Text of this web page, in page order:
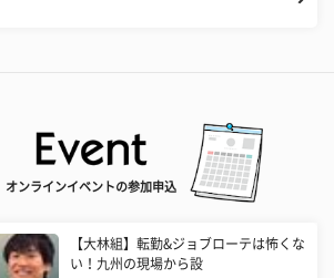
オンラインイベントの参加申込
【大林組】転勤&ジョブローテは怖くな
い！九州の現場から設